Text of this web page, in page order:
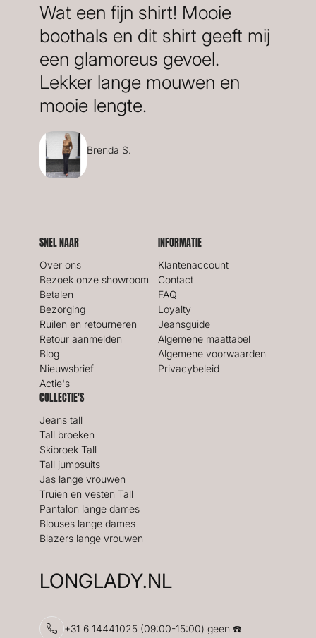
Wat een fijn shirt! Mooie
boothals en dit shirt geeft mij
een glamoreus gevoel.
Lekker lange mouwen en
mooie lengte.
Brenda S.
SNEL NAAR
Over ons
Bezoek onze showroom
Betalen
Bezorging
Ruilen en retourneren
Retour aanmelden
Blog
Nieuwsbrief
Actie's
INFORMATIE
Klantenaccount
Contact
FAQ
Loyalty
Jeansguide
Algemene maattabel
Algemene voorwaarden
Privacybeleid
COLLECTIE'S
Jeans tall
Tall broeken
Skibroek Tall
Tall jumpsuits
Jas lange vrouwen
Truien en vesten Tall
Pantalon lange dames
Blouses lange dames
Blazers lange vrouwen
LONGLADY.NL
+31 6 14441025 (09:00-15:00) geen ☎️